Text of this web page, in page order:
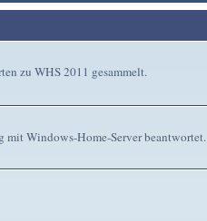
zu WHS 2011 gesammelt.
mit Windows-Home-Server beantwortet.